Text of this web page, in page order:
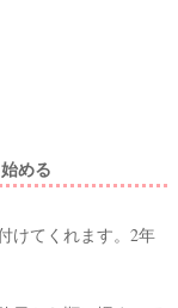
める
けてくれます。2年